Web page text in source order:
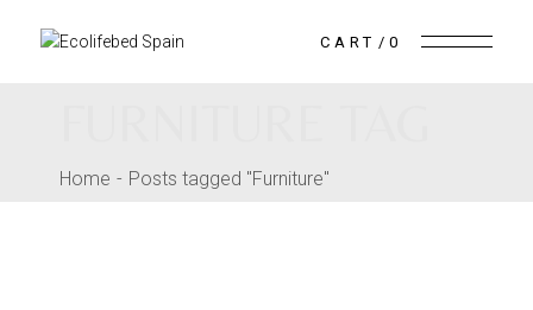
CART 0
Home Posts tagged "Furniture"